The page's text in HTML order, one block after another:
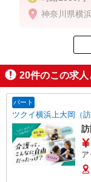
む)＞
神奈川県横
20件のこの求人
パート
ツクイ横浜上大岡（訪